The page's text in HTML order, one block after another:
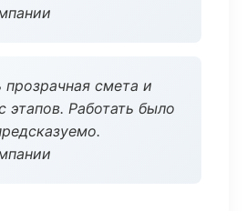
смета и
этапов. Работать было